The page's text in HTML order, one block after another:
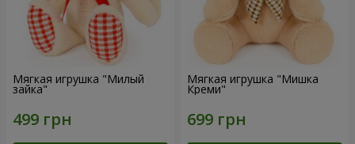
Мягкая игрушка "Милый
зайка"
Мягкая игрушка "Мишка
Креми"